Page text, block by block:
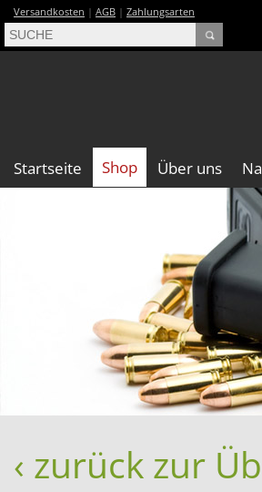
Versandkosten | AGB | Zahlungsarten
Startseite Shop Über uns
‹ zurück zur